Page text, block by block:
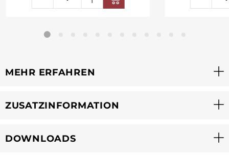
MEHR ERFAHREN
ZUSATZINFORMATION
DOWNLOADS